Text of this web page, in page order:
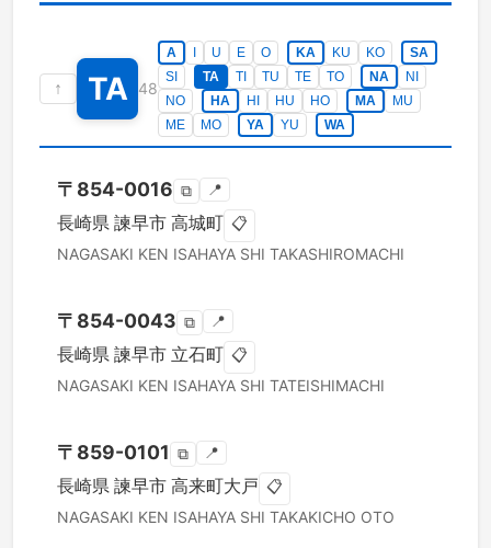
↑ TA 48
A U E O KA KU KO
SA
SI
TA TI TU TE TO NA
NI
NO
HA HI HU HO MA
MU
ME
MO YA YU WA
〒 854-0016 ⧉ 📍
長崎県 諫早市 高城町 📋
NAGASAKI KEN ISAHAYA SHI TAKASHIROMACHI
〒 854-0043 ⧉ 📍
長崎県 諫早市 立石町 📋
NAGASAKI KEN ISAHAYA SHI TATEISHIMACHI
〒 859-0101 ⧉ 📍
長崎県 諫早市 高来町大戸 📋
NAGASAKI KEN ISAHAYA SHI TAKAKICHO OTO